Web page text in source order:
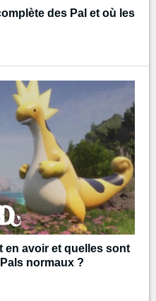
des Pal et où les
en avoir et quelles sont
normaux ?